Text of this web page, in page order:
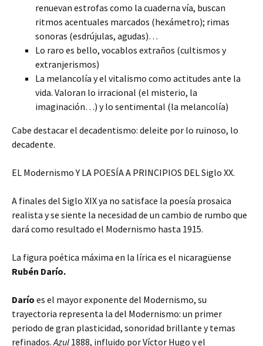
renuevan estrofas como la cuaderna vía, buscan
ritmos acentuales marcados (hexámetro); rimas
sonoras (esdrújulas, agudas)…
Lo raro es bello, vocablos extraños (cultismos y
extranjerismos)
La melancolía y el vitalismo como actitudes ante la
vida. Valoran lo irracional (el misterio, la
imaginación…) y lo sentimental (la melancolía)
Cabe destacar el decadentismo: deleite por lo ruinoso, lo
decadente.
EL Modernismo Y LA POESÍA A PRINCIPIOS DEL Siglo XX.
A finales del Siglo XIX ya no satisface la poesía prosaica
realista y se siente la necesidad de un cambio de rumbo que
dará como resultado el Modernismo hasta 1915.
La figura poética máxima en la lírica es el nicaragüense
Rubén Darío.
Darío es el mayor exponente del Modernismo, su
trayectoria representa la del Modernismo: un primer
periodo de gran plasticidad, sonoridad brillante y temas
refinados.Azul 1888, influido por Víctor Hugo y el